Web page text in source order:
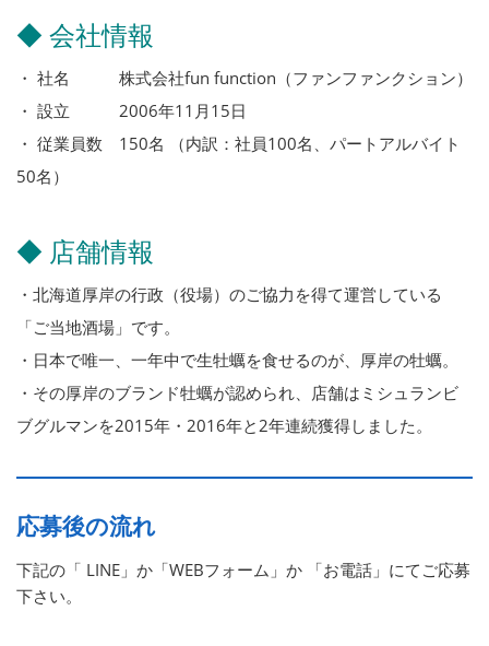
◆ 会社情報
・ 社名 株式会社fun function（ファンファンクション）
・ 設立 2006年11月15日
・ 従業員数 150名 （内訳：社員100名、パートアルバイト
50名）
◆ 店舗情報
・北海道厚岸の行政（役場）のご協力を得て運営している
「ご当地酒場」です。
・日本で唯一、一年中で生牡蠣を食せるのが、厚岸の牡蠣。
・その厚岸のブランド牡蠣が認められ、店舗はミシュランビ
ブグルマンを2015年・2016年と2年連続獲得しました。
応募後の流れ
下記の「 LINE」か「WEBフォーム」か 「お電話」にてご応募
下さい。